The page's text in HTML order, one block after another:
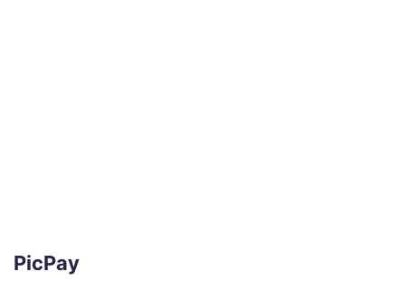
PicPay